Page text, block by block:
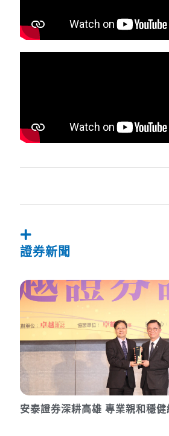
證券新聞
安泰證券深耕高雄 專業親和穩健